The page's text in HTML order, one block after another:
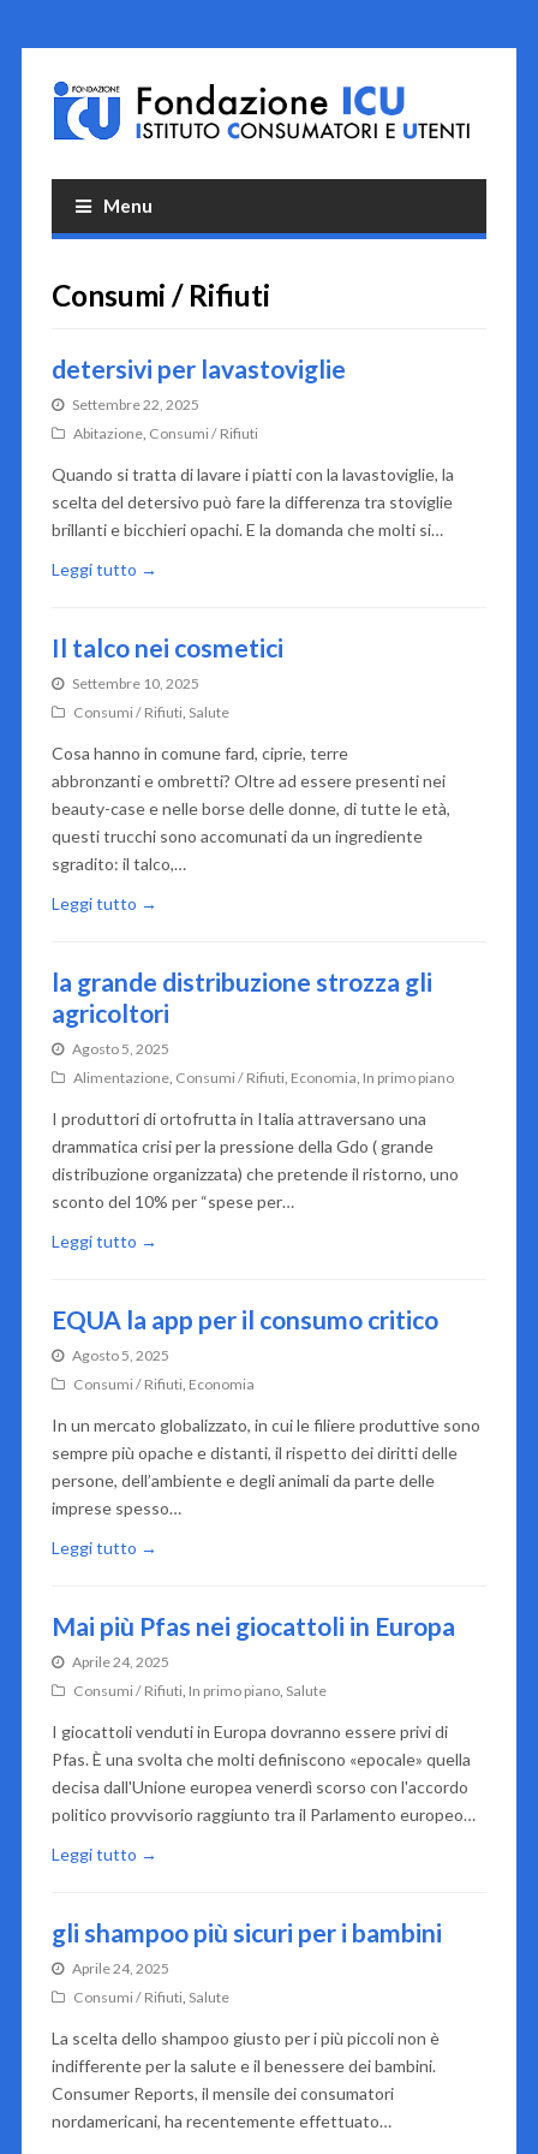
Menu
Consumi / Rifiuti
detersivi per lavastoviglie
Settembre 22, 2025
Abitazione, Consumi / Rifiuti
Quando si tratta di lavare i piatti con la lavastoviglie, la
scelta del detersivo può fare la differenza tra stoviglie
brillanti e bicchieri opachi. E la domanda che molti si…
Leggi tutto →
Il talco nei cosmetici
Settembre 10, 2025
Consumi / Rifiuti, Salute
Cosa hanno in comune fard, ciprie, terre
abbronzanti e ombretti? Oltre ad essere presenti nei
beauty-case e nelle borse delle donne, di tutte le età,
questi trucchi sono accomunati da un ingrediente
sgradito: il talco,…
Leggi tutto →
la grande distribuzione strozza gli
agricoltori
Agosto 5, 2025
Alimentazione, Consumi / Rifiuti, Economia In primo piano
I produttori di ortofrutta in Italia attraversano una
drammatica crisi per la pressione della Gdo ( grande
distribuzione organizzata) che pretende il ristorno, uno
sconto del 10% per “spese per…
Leggi tutto →
EQUA la app per il consumo critico
Agosto 5, 2025
Consumi / Rifiuti, Economia
In un mercato globalizzato, in cui le filiere produttive sono
sempre più opache e distanti, il rispetto dei diritti delle
persone, dell’ambiente e degli animali da parte delle
imprese spesso…
Leggi tutto →
Mai più Pfas nei giocattoli in Europa
Aprile 24, 2025
Consumi / Rifiuti, In primo piano, Salute
I giocattoli venduti in Europa dovranno essere privi di
Pfas. È una svolta che molti definiscono «epocale» quella
decisa dall'Unione europea venerdì scorso con l'accordo
politico provvisorio raggiunto tra il Parlamento europeo…
Leggi tutto →
gli shampoo più sicuri per i bambini
Aprile 24, 2025
Consumi / Rifiuti, Salute
La scelta dello shampoo giusto per i più piccoli non è
indifferente per la salute e il benessere dei bambini.
Consumer Reports, il mensile dei consumatori
nordamericani, ha recentemente effettuato…